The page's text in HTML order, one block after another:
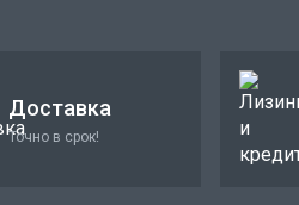
Доставка
Точно в срок!